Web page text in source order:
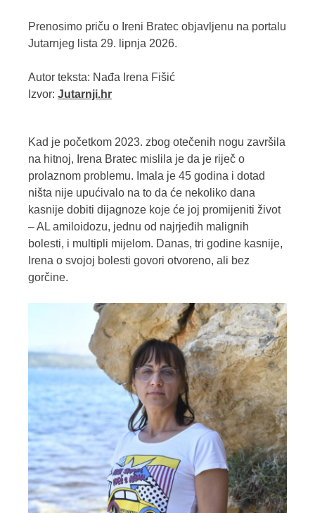
Prenosimo priču o Ireni Bratec objavljenu na portalu
Jutarnjeg lista 29. lipnja 2026.
Autor teksta: Nađa Irena Fišić
Izvor: Jutarnji.hr
Kad je početkom 2023. zbog otečenih nogu završila
na hitnoj, Irena Bratec mislila je da je riječ o
prolaznom problemu. Imala je 45 godina i dotad
ništa nije upućivalo na to da će nekoliko dana
kasnije dobiti dijagnoze koje će joj promijeniti život
– AL amiloidozu, jednu od najrjeđih malignih
bolesti, i multipli mijelom. Danas, tri godine kasnije,
Irena o svojoj bolesti govori otvoreno, ali bez
gorčine.